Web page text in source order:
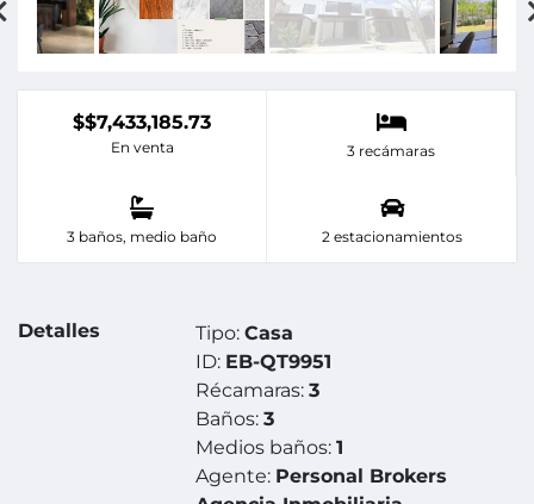
$$7,433,185.73
En venta 3 recámaras
3 baños, medio baño 2 estacionamientos
Detalles Tipo:Casa
ID: EB-QT9951
Récamaras:3
Baños:3
Medios baños:1
Agente: Personal Brokers